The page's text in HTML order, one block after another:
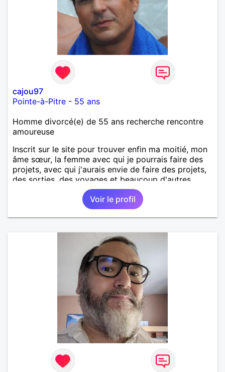
cajou97
Pointe-à-Pitre - 55 ans
Homme divorcé(e) de 55 ans recherche rencontre
amoureuse
Inscrit sur le site pour trouver enfin ma moitié, mon
âme sœur, la femme avec qui je pourrais faire des
projets, avec qui j'aurais envie de faire des projets,
des sorties, des voyages et beaucoup d'autres
Voir le profil